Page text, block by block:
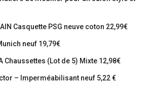
Casquette PSG neuve coton 22,99€
neuf 19,79€
Chaussettes (Lot de 5) Mixte 12,98€
– Imperméabilisant neuf 5,22 €